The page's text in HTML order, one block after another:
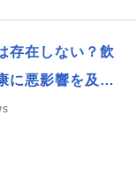
存在しない？飲
に悪影響を及…